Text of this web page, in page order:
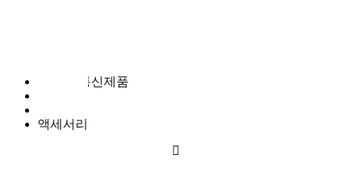
디지털 통신제품
액세서리